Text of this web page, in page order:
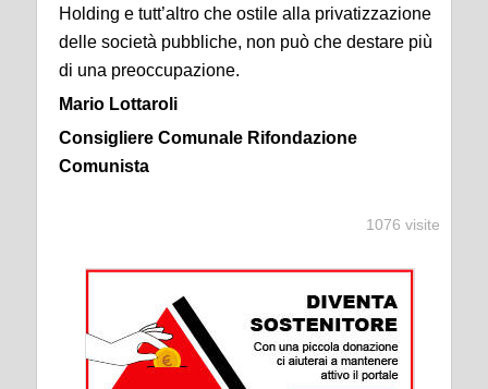
Holding e tutt’altro che ostile alla privatizzazione
delle società pubbliche, non può che destare più
di una preoccupazione.
Mario Lottaroli
Consigliere Comunale Rifondazione
Comunista
1076 visite